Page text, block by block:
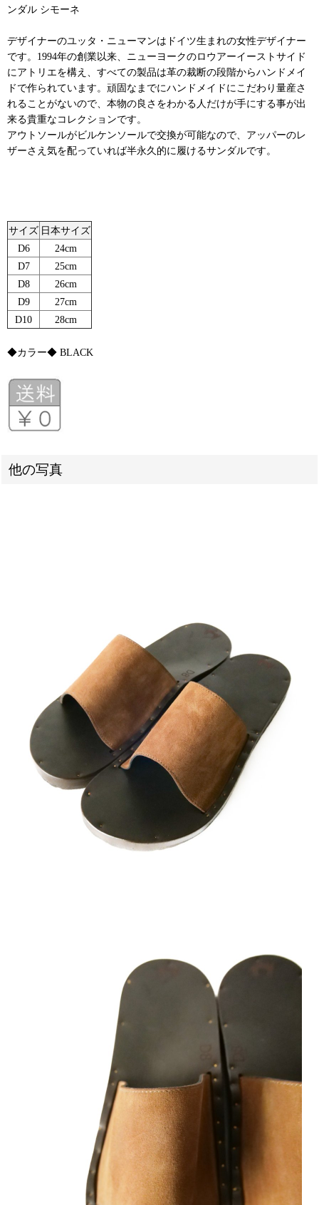
ンダル シモーネ
デザイナーのユッタ・ニューマンはドイツ生まれの女性デザイナー
です。1994年の創業以来、ニューヨークのロウアーイーストサイド
にアトリエを構え、すべての製品は革の裁断の段階からハンドメイ
ドで作られています。頑固なまでにハンドメイドにこだわり量産さ
れることがないので、本物の良さをわかる人だけが手にする事が出
来る貴重なコレクションです。
アウトソールがビルケンソールで交換が可能なので、アッパーのレ
ザーさえ気を配っていれば半永久的に履けるサンダルです。
サイズ 日本サイズ
D6
24cm
D7
25cm
D8
26cm
D9
27cm
D10
28cm
◆カラー◆ BLACK
他の写真